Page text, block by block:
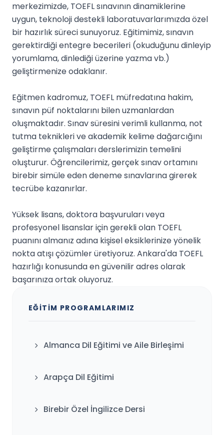
merkezimizde, TOEFL sınavının dinamiklerine
uygun, teknoloji destekli laboratuvarlarımızda özel
bir hazırlık süreci sunuyoruz. Eğitimimiz, sınavın
gerektirdiği entegre becerileri (okuduğunu dinleyip
yorumlama, dinlediği üzerine yazma vb.)
geliştirmenize odaklanır.
Eğitmen kadromuz, TOEFL müfredatına hakim,
sınavın püf noktalarını bilen uzmanlardan
oluşmaktadır. Sınav süresini verimli kullanma, not
tutma teknikleri ve akademik kelime dağarcığını
geliştirme çalışmaları derslerimizin temelini
oluşturur. Öğrencilerimiz, gerçek sınav ortamını
birebir simüle eden deneme sınavlarına girerek
tecrübe kazanırlar.
Yüksek lisans, doktora başvuruları veya
profesyonel lisanslar için gerekli olan TOEFL
puanını almanız adına kişisel eksiklerinize yönelik
nokta atışı çözümler üretiyoruz. Ankara'da TOEFL
hazırlığı konusunda en güvenilir adres olarak
başarınıza ortak oluyoruz.
EĞITIM PROGRAMLARIMIZ
Almanca Dil Eğitimi ve Aile Birleşimi
Arapça Dil Eğitimi
Birebir Özel İngilizce Dersi